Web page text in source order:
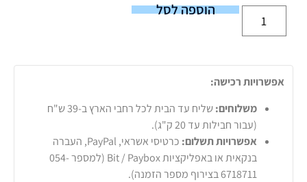
הוספה לסל
אפשרויות רכישה:
משלוחים:
שליח עד הבית לכל רחבי הארץ ב-39 ש"ח
(עבור חבילות עד 20 ק"ג).
אפשרויות תשלום:
כרטיסי אשראי, PayPal, העברה
בנקאית או באפליקציות Bit / Paybox (למספר 054-
6718711 בצירוף מספר הזמנה).